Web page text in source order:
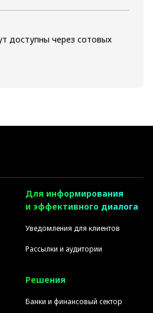
доступны через сотовых
Для информирования
и эффективного диалога
Уведомления для клиентов
Рассылки и аудитории
Решения
Банки и финансовый сектор